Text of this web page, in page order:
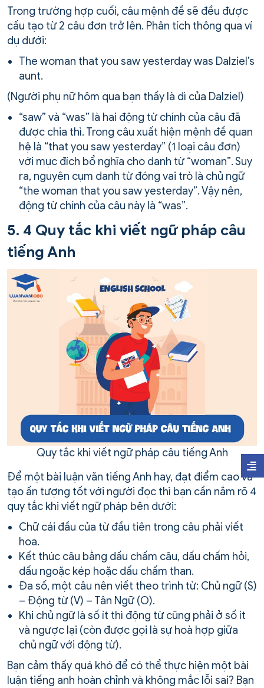
Trong trường hợp cuối, câu mệnh đề sẽ đều được
cấu tạo từ 2 câu đơn trở lên. Phân tích thông qua ví
dụ dưới:
The woman that you saw yesterday was Dalziel’s
aunt.
(Người phụ nữ hôm qua bạn thấy là dì của Dalziel)
“saw” và “was” là hai động từ chính của câu đã
được chia thì. Trong câu xuất hiện mệnh đề quan
hệ là “that you saw yesterday” (1 loại câu đơn)
với mục đích bổ nghĩa cho danh từ “woman”. Suy
ra, nguyên cụm danh từ đóng vai trò là chủ ngữ
“the woman that you saw yesterday”. Vậy nên,
động từ chính của câu này là “was”.
5. 4 Quy tắc khi viết ngữ pháp câu
tiếng Anh
Quy tắc khi viết ngữ pháp câu tiếng Anh
Để một bài luận văn tiếng Anh hay, đạt điểm cao và
tạo ấn tượng tốt với người đọc thì bạn cần nắm rõ 4
quy tắc khi viết ngữ pháp bên dưới:
Chữ cái đầu của từ đầu tiên trong câu phải viết
hoa.
Kết thúc câu bằng dấu chấm câu, dấu chấm hỏi,
dấu ngoặc kép hoặc dấu chấm than.
Đa số, một câu nên viết theo trình từ: Chủ ngữ (S)
– Động từ (V) – Tân Ngữ (O).
Khi chủ ngữ là số ít thì động từ cũng phải ở số ít
và ngược lại (còn được gọi là sự hoà hợp giữa
chủ ngữ với động từ).
Bạn cảm thấy quá khó để có thể thực hiện một bài
luận tiếng anh hoàn chỉnh và không mắc lỗi sai? Bạn